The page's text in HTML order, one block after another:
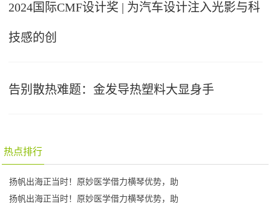
2024国际CMF设计奖 | 为汽车设计注入光影与科
技感的创
告别散热难题：金发导热塑料大显身手
热点排行
扬帆出海正当时！原妙医学借力横琴优势，助
扬帆出海正当时！原妙医学借力横琴优势，助